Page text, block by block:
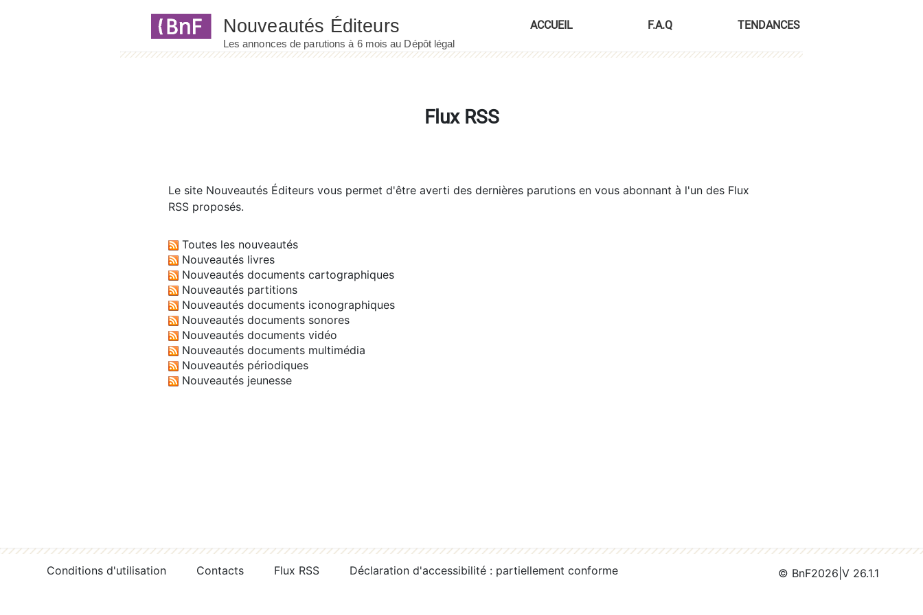
ACCUEIL F.A.Q TENDANCES
Flux RSS
Le site Nouveautés Éditeurs vous permet d'être averti des dernières parutions en vous abonnant à l'un des Flux
RSS proposés.
Toutes les nouveautés
Nouveautés livres
Nouveautés documents cartographiques
Nouveautés partitions
Nouveautés documents iconographiques
Nouveautés documents sonores
Nouveautés documents vidéo
Nouveautés documents multimédia
Nouveautés périodiques
Nouveautés jeunesse
Conditions d'utilisation Contacts Flux RSS Déclaration d'accessibilité : partiellement conforme © BnF2026 V 26.1.1